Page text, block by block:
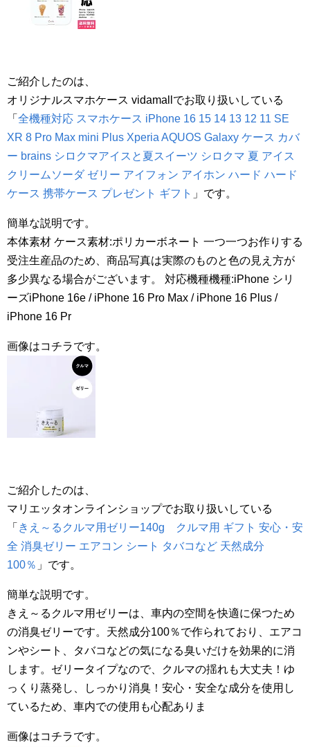
ご紹介したのは、
オリジナルスマホケース vidamallでお取り扱いしている
「 全機種対応 スマホケース iPhone 16 15 14 13 12 11 SE
XR 8 Pro Max mini Plus Xperia AQUOS Galaxy ケース カバ
ー brains シロクマアイスと夏スイーツ シロクマ 夏 アイス
クリームソーダ ゼリー アイフォン アイホン ハード ハード
ケース 携帯ケース プレゼント ギフト 」です。
簡単な説明です。
本体素材 ケース素材:ポリカーボネート 一つ一つお作りする
受注生産品のため、商品写真は実際のものと色の見え方が
多少異なる場合がございます。 対応機種機種:iPhone シリ
ーズiPhone 16e / iPhone 16 Pro Max / iPhone 16 Plus /
iPhone 16 Pr
画像はコチラです。
ご紹介したのは、
マリエッタオンラインショップでお取り扱いしている
「 きえ～るクルマ用ゼリー140g クルマ用 ギフト 安心・安
全 消臭ゼリー エアコン シート タバコなど 天然成分
100％ 」です。
簡単な説明です。
きえ～るクルマ用ゼリーは、車内の空間を快適に保つため
の消臭ゼリーです。天然成分100％で作られており、エアコ
ンやシート、タバコなどの気になる臭いだけを効果的に消
します。ゼリータイプなので、クルマの揺れも大丈夫！ゆ
っくり蒸発し、しっかり消臭！安心・安全な成分を使用し
ているため、車内での使用も心配ありま
画像はコチラです。